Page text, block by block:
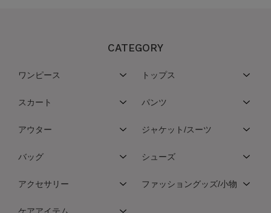
CATEGORY
ワンピース トップス
スカート パンツ
アウター ジャケット/スーツ
バッグ シューズ
アクセサリー ファッショングッズ/小物
ケアアイテム